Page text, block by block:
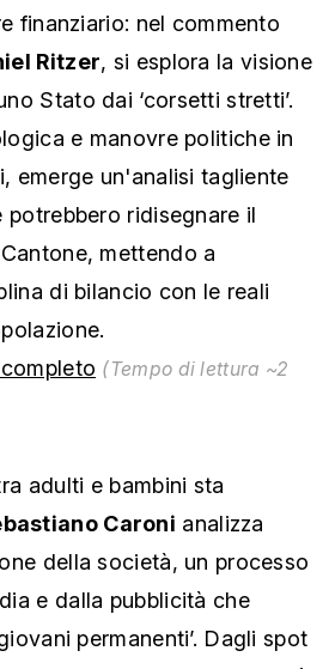
finanziario: nel commento
Ritzer, si esplora la visione
Stato dai ‘corsetti stretti’.
e manovre politiche in
emerge un'analisi tagliente
ridisegnare il
mettendo a
di bilancio con le reali
(Tempo di lettura ~2
adulti e bambini sta
Caroni analizza
della società, un processo
e dalla pubblicità che
permanenti’. Dagli spot